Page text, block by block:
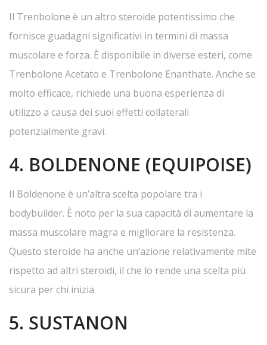
Il Trenbolone è un altro steroide potentissimo che
fornisce guadagni significativi in termini di massa
muscolare e forza. È disponibile in diverse esteri, come
Trenbolone Acetato e Trenbolone Enanthate. Anche se
molto efficace, richiede una buona esperienza di
utilizzo a causa dei suoi effetti collaterali
potenzialmente gravi.
4. BOLDENONE (EQUIPOISE)
Il Boldenone è un’altra scelta popolare tra i
bodybuilder. È noto per la sua capacità di aumentare la
massa muscolare magra e migliorare la resistenza.
Questo steroide ha anche un’azione relativamente mite
rispetto ad altri steroidi, il che lo rende una scelta più
sicura per chi inizia.
5. SUSTANON